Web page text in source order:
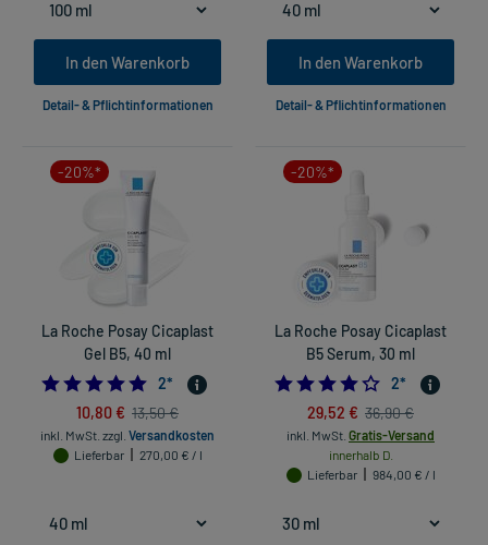
In den Warenkorb
Detail- & Pflichtinformationen
In den Warenkorb
Detail- & Pflichtinformationen
-20%*
La Roche Posay Cicaplast
Gel B5, 40 ml
5.0
2*
10,80 € 13,50 €
inkl. MwSt. zzgl. Versandkosten
Lieferbar
270,00 € / l
-20%*
La Roche Posay Cicaplast
B5 Serum, 30 ml
4.0
2*
29,52 € 36,90 €
inkl. MwSt. Gratis-Versand
innerhalb D.
Lieferbar
984,00 € / l